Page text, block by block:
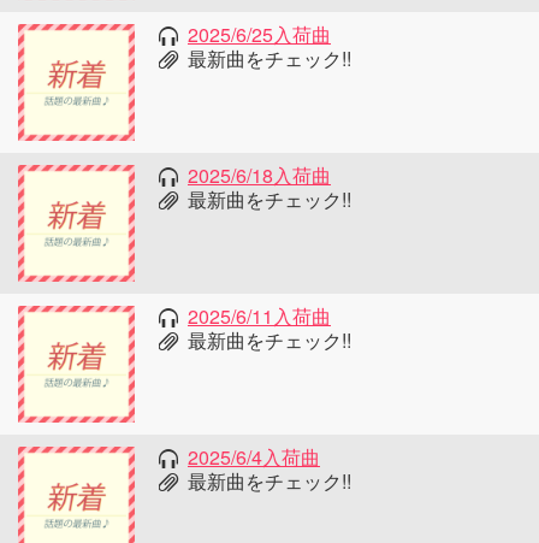
2025/6/25入荷曲
最新曲をチェック!!
2025/6/18入荷曲
最新曲をチェック!!
2025/6/11入荷曲
最新曲をチェック!!
2025/6/4入荷曲
最新曲をチェック!!